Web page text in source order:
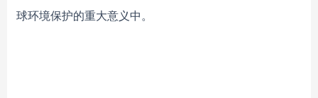
球环境保护的重大意义中。